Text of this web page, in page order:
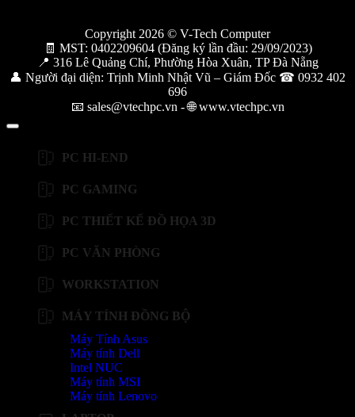
Copyright 2026 © V-Tech Computer
🧾 MST: 0402209604 (Đăng ký lần đầu: 29/09/2023)
📍 316 Lê Quảng Chí, Phường Hòa Xuân, TP Đà Nẵng
👤 Người đại diện: Trịnh Minh Nhật Vũ – Giám Đốc ☎ 0932 402
696
📧 sales@vtechpc.vn - 🌐 www.vtechpc.vn
PC HI-END
PC GAMING
PC THIẾT KẾ ĐỒ HỌA 3D
PC VĂN PHÒNG
WORKSTATION
MÁY TÍNH ĐỒNG BỘ
Máy Tính Asus
Máy tính Dell
Intel NUC
Máy tính MSI
Máy tính Lenovo